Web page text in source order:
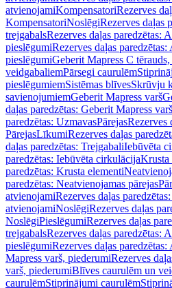
atvienojamiKompensatoriRezerves
KompensatoriNoslēgiRezerves daļas
trejgabalsRezerves daļas paredzētas:
pieslēgumiRezerves daļas paredzētas:
pieslēgumiGeberit Mapress C
veidgabaliemPārsegi caurulēm
pieslēgumiemSistēmas blīvesSkrūvju
savienojumiemGeberit Mapress varš
daļas paredzētas: Geberit Mapress varš
paredzētas: UzmavasPārejasRezerves
PārejasLīkumiRezerves daļas
daļas paredzētas: TrejgabaliIebūvēta
paredzētas: Iebūvēta cirkulācijaKrusta
paredzētas: Krusta elementi
paredzētas: Neatvienojamas pārejas
atvienojamiRezerves daļas
atvienojamiNoslēgiRezerves daļas
NoslēgiPieslēgumiRezerves daļas
trejgabalsRezerves daļas paredzētas:
pieslēgumiRezerves daļas
Mapress varš, piederumiRezerves
varš, piederumiBlīves caurulēm un
caurulēmStiprinājumi caurulēm